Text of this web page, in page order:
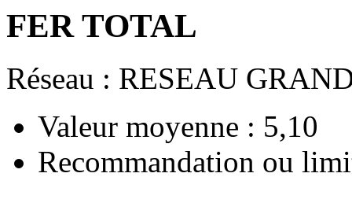
FER TOTAL
Réseau : RESEAU
Valeur moyenne : 5,10
Recommandation ou